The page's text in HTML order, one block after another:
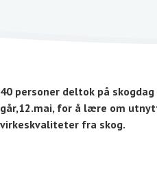
40 personer deltok på
går,12.mai, for å lære om
virkeskvaliteter fra skog.